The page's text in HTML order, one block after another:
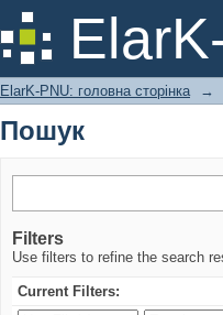
Пошук
ElarK-PNU: головна сторінка →
Пошук
Filters
Use filters to refine the search
Current Filters: